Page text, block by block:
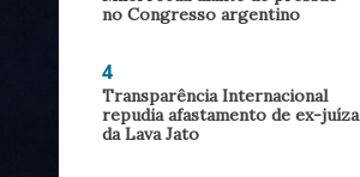
no Congresso argentino
4
Transparência Internacional
repudia afastamento de ex-juíza
da Lava Jato